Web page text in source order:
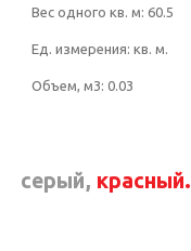
Вес одного кв. м: 60.5
Ед. измерения: кв. м.
Объем, м3: 0.03
серый, красный.